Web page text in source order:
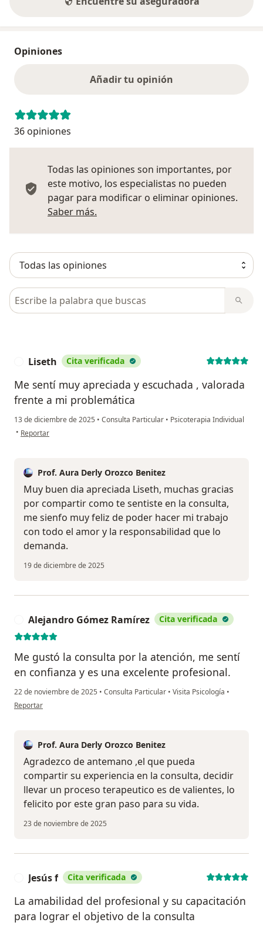
Opiniones
Añadir tu opinión
36 opiniones
Todas las opiniones son importantes, por
este motivo, los especialistas no pueden
pagar para modificar o eliminar opiniones.
Saber más.
Busca en opiniones
Liseth Cita verificada
Me sentí muy apreciada y escuchada , valorada
frente a mi problemática
13 de diciembre de 2025 • Consulta Particular • Psicoterapia Individual
• en opinión del usuario Liseth
Reportar
Prof. Aura Derly Orozco Benitez
Muy buen dia apreciada Liseth, muchas gracias
por compartir como te sentiste en la consulta,
me sienfo muy feliz de poder hacer mi trabajo
con todo el amor y la responsabilidad que lo
demanda.
19 de diciembre de 2025
Alejandro Gómez Ramírez Cita verificada
Me gustó la consulta por la atención, me sentí
en confianza y es una excelente profesional.
22 de noviembre de 2025 • Consulta Particular • Visita Psicología •
en opinión del usuario Alejandro Gómez Ramírez
Reportar
Prof. Aura Derly Orozco Benitez
Agradezco de antemano ,el que pueda
compartir su experiencia en la consulta, decidir
llevar un proceso terapeutico es de valientes, lo
felicito por este gran paso para su vida.
23 de noviembre de 2025
Jesús f Cita verificada
La amabilidad del profesional y su capacitación
para lograr el objetivo de la consulta